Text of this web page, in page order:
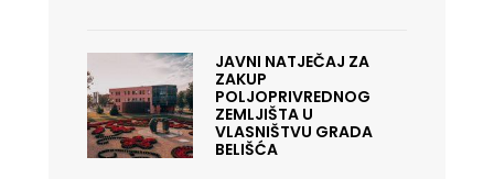
JAVNI NATJEČAJ ZA
ZAKUP
POLJOPRIVREDNOG
ZEMLJIŠTA U
VLASNIŠTVU GRADA
BELIŠĆA